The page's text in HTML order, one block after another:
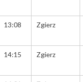
13:08 Zgierz
14:15 Zgierz